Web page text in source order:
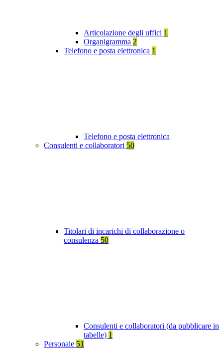
Articolazione degli uffici 1
Organigramma 2
Telefono e posta elettronica 1
Telefono e posta elettronica
Consulenti e collaboratori 50
Titolari di incarichi di collaborazione o
consulenza 50
Consulenti e collaboratori (da pubblicare in
tabelle) 1
Personale 51